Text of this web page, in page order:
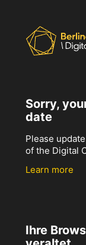
Sorry,
date
Please
of the Digital
Learn more
Ihre